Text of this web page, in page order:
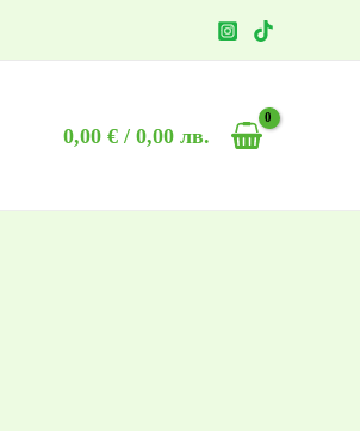
0,00 €/ 0,00 лв.